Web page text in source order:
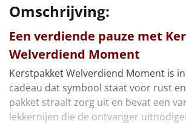
Deken (fleece plaid)
Alle artikelen
Overige
Ideeën
Voucher PonyparkCity
Kerstkaart
Verpakt in een feestelijke kerstdoos,
cm
Omschrijving:
Een verdiende pauze met
Welverdiend Moment
Kerstpakket Welverdiend Moment is
cadeau dat symbool staat voor rust
pakket straalt zorg uit en bevat een
lekkernijen die de ontvanger